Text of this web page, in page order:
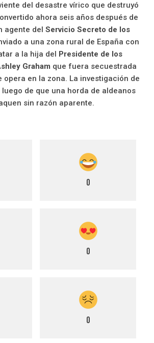
del desastre vírico que destruyó
ahora seis años después de
agente del Servicio Secreto de los
a una zona rural de España con
a la hija del Presidente de los
Graham que fuera secuestrada
opera en la zona. La investigación de
de que una horda de aldeanos
sin razón aparente.
0
0
0